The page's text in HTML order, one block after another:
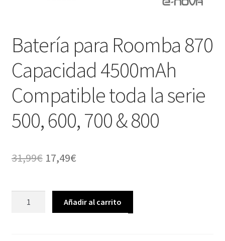
Batería para Roomba 870
Capacidad 4500mAh
Compatible toda la serie
500, 600, 700 & 800
31,99€ El
original
era:
17,49€El
actual
es:
Añadir al carrito